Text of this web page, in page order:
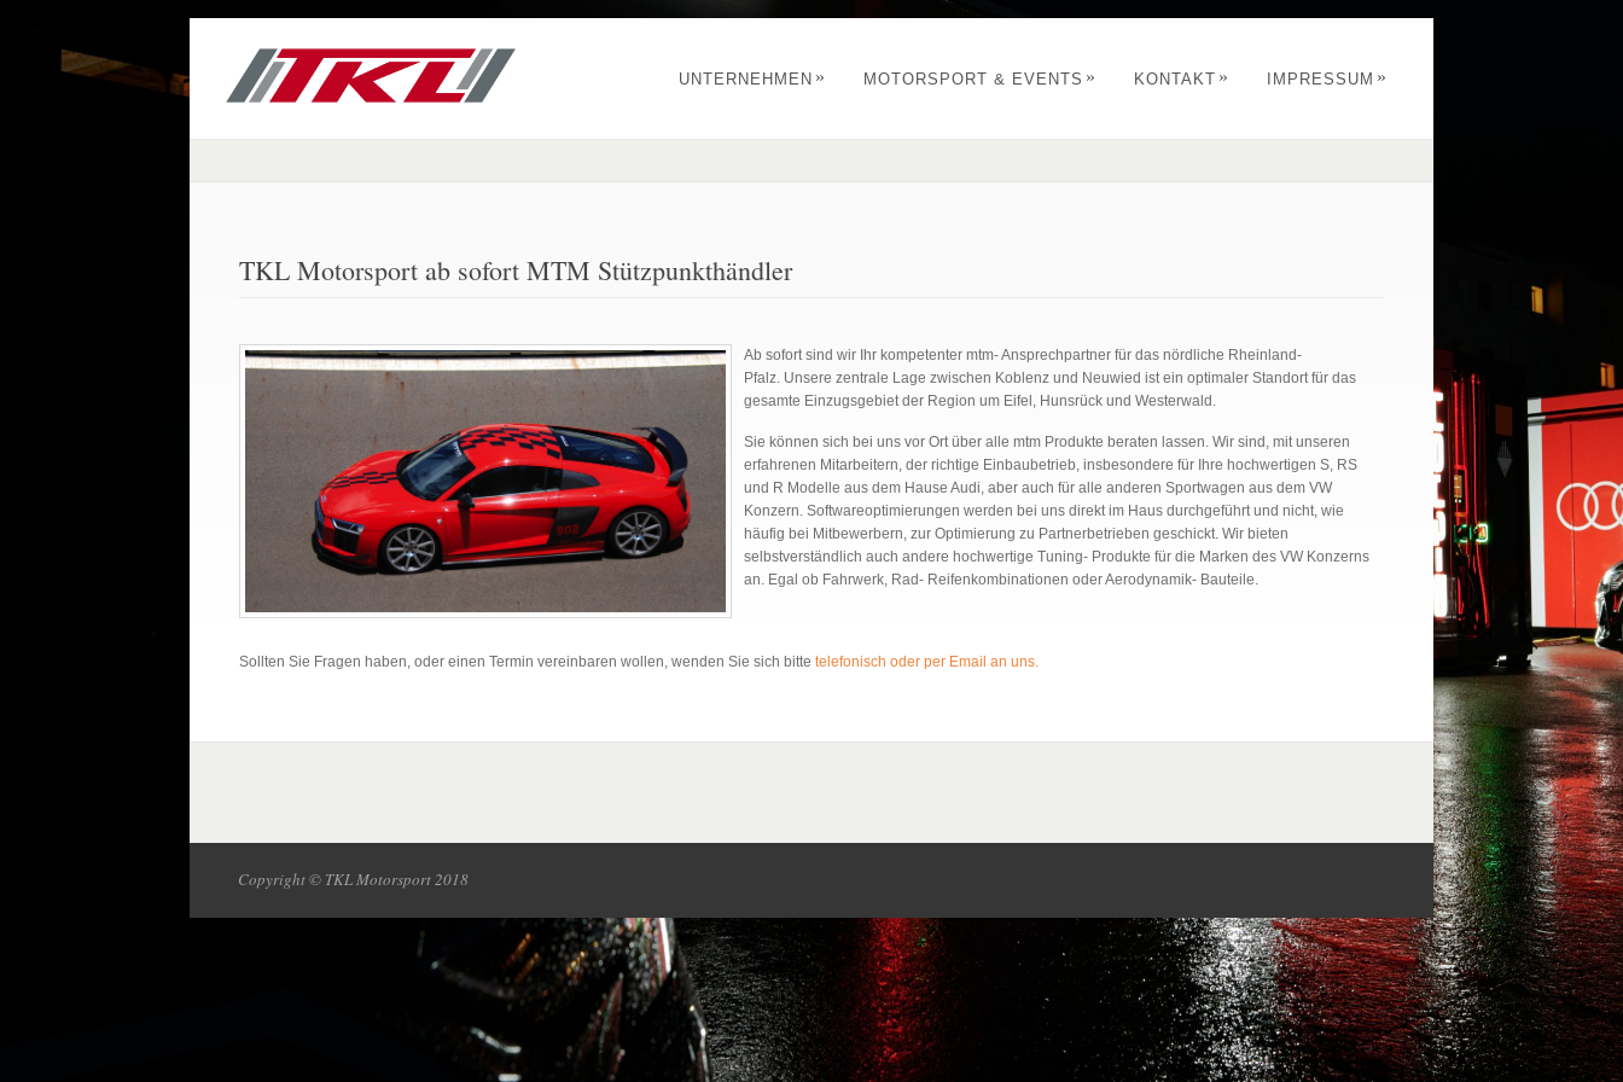
UNTERNEHMEN » MOTORSPORT & EVENTS » KONTAKT » IMPRESSUM »
TKL Motorsport ab sofort MTM Stützpunkthändler
Ab sofort sind wir Ihr kompetenter mtm- Ansprechpartner für das nördliche Rheinland-
Pfalz. Unsere zentrale Lage zwischen Koblenz und Neuwied ist ein optimaler Standort für das
gesamte Einzugsgebiet der Region um Eifel, Hunsrück und Westerwald.
Sie können sich bei uns vor Ort über alle mtm Produkte beraten lassen. Wir sind, mit unseren
erfahrenen Mitarbeitern, der richtige Einbaubetrieb, insbesondere für Ihre hochwertigen S, RS
und R Modelle aus dem Hause Audi, aber auch für alle anderen Sportwagen aus dem VW
Konzern. Softwareoptimierungen werden bei uns direkt im Haus durchgeführt und nicht, wie
häufig bei Mitbewerbern, zur Optimierung zu Partnerbetrieben geschickt. Wir bieten
selbstverständlich auch andere hochwertige Tuning- Produkte für die Marken des VW Konzerns
an. Egal ob Fahrwerk, Rad- Reifenkombinationen oder Aerodynamik- Bauteile.
Sollten Sie Fragen haben, oder einen Termin vereinbaren wollen, wenden Sie sich bittetelefonisch oder per Email an uns.
Copyright © TKL Motorsport 2018